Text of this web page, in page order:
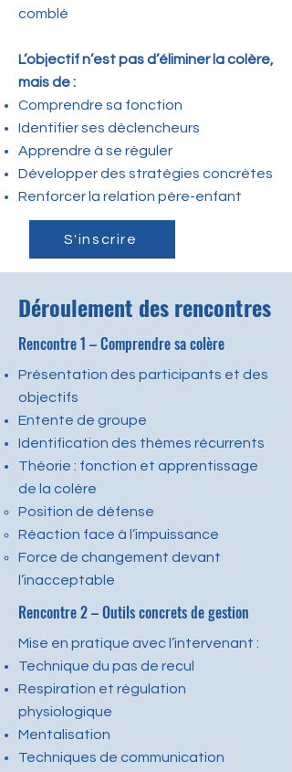
comblé
L’objectif n’est pas d’éliminer la colère,
mais de :
Comprendre sa fonction
Identifier ses déclencheurs
Apprendre à se réguler
Développer des stratégies concrètes
Renforcer la relation père-enfant
S'inscrire
Déroulement des rencontres
Rencontre 1 – Comprendre sa colère
Présentation des participants et des
objectifs
Entente de groupe
Identification des thèmes récurrents
Théorie : fonction et apprentissage
de la colère
Position de défense
Réaction face à l’impuissance
Force de changement devant
l’inacceptable
Rencontre 2 – Outils concrets de gestion
Mise en pratique avec l’intervenant :
Technique du pas de recul
Respiration et régulation
physiologique
Mentalisation
Techniques de communication